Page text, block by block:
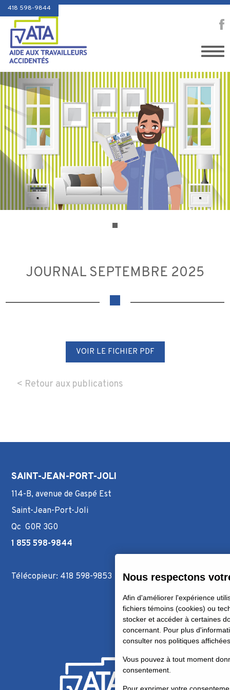
Nous respectons
Afin d'améliorer l'expérience
fichiers témoins (cookies) ou
stocker et accéder à certaines
concernant. Pour plus
consulter nos politiques
Vous pouvez à tout moment
consentement.
418 598-9844
JOURNAL SEPTEMBRE 2025
VOIR LE FICHIER PDF
< Retour aux publications
SAINT-JEAN-PORT-JOLI
114-B, avenue de Gaspé Est
Saint-Jean-Port-Joli
Qc G0R 3G0
1 855 598-9844
Télécopieur: 418 598-9853